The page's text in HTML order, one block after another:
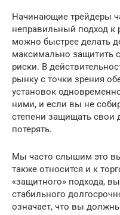
Начинающие трейдеры
неправильный подход к
можно быстрее делать
максимально защитить
риски. В
рынку с точки зрения
установок
ними, и если вы не
степени защищать свои
потерять.
Мы часто слышим это
также относится и к
«защитного» подхода,
стабильного
означает, что вы